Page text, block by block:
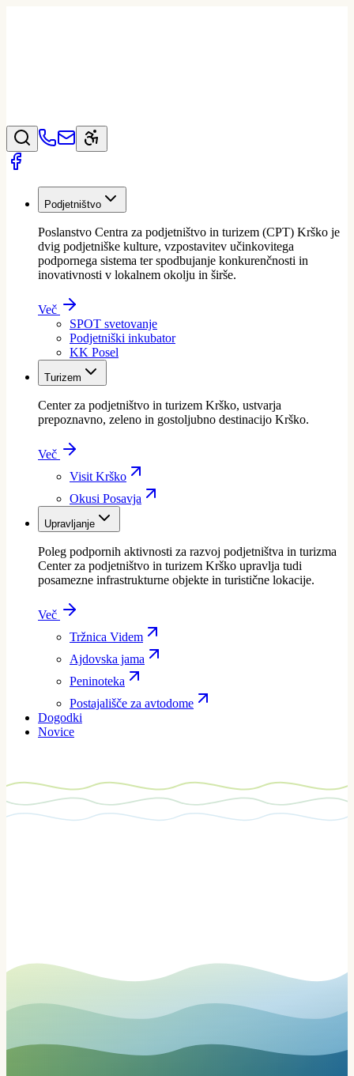
Podjetništvo
Poslanstvo Centra za podjetništvo in turizem (CPT) Krško je
dvig podjetniške kulture, vzpostavitev učinkovitega
podpornega sistema ter spodbujanje konkurenčnosti in
inovativnosti v lokalnem okolju in širše.
Več
SPOT svetovanje
Podjetniški inkubator
KK Posel
Turizem
Center za podjetništvo in turizem Krško, ustvarja
prepoznavno, zeleno in gostoljubno destinacijo Krško.
Več
Visit Krško
Okusi Posavja
Upravljanje
Poleg podpornih aktivnosti za razvoj podjetništva in turizma
Center za podjetništvo in turizem Krško upravlja tudi
posamezne infrastrukturne objekte in turistične lokacije.
Več
Tržnica Videm
Ajdovska jama
Peninoteka
Postajališče za avtodome
Dogodki
Novice